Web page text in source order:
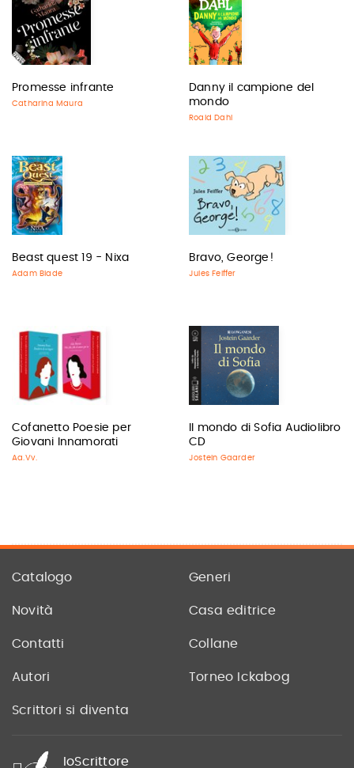
Promesse infrante
Catharina Maura
Danny il campione del
mondo
Roald Dahl
Beast quest 19 - Nixa
Adam Blade
Bravo, George!
Jules Feiffer
Cofanetto Poesie per
Giovani Innamorati
Aa.Vv.
Il mondo di Sofia Audiolibro
CD
Jostein Gaarder
Catalogo Generi
Novità Casa editrice
Contatti Collane
Autori Torneo Ickabog
Scrittori si diventa
IoScrittore